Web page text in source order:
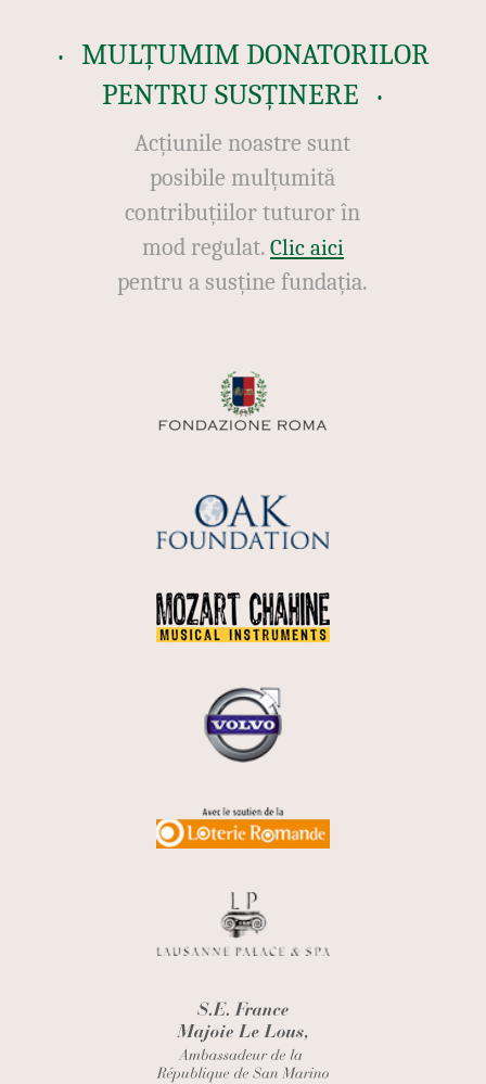
MULȚUMIM DONATORILOR
PENTRU SUSȚINERE
Acțiunile noastre sunt
posibile mulțumită
contribuțiilor tuturor în
mod regulat. Clic aici
pentru a susține fundația.